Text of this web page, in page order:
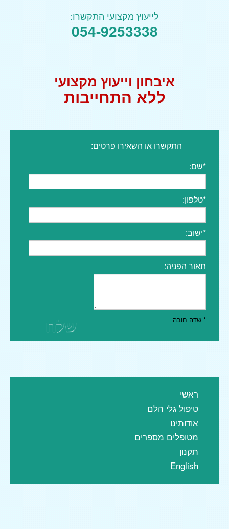
לייעוץ מקצועי התקשרו:
054-9253338
איבחון וייעוץ מקצועי
ללא התחייבות
התקשרו או השאירו פרטים:
*שם:
*טלפון:
*ישוב:
תאור הפניה:
שלח * שדה חובה
ראשי
טיפול גלי הלם
אודותינו
מטופלים מספרים
תקנון
English